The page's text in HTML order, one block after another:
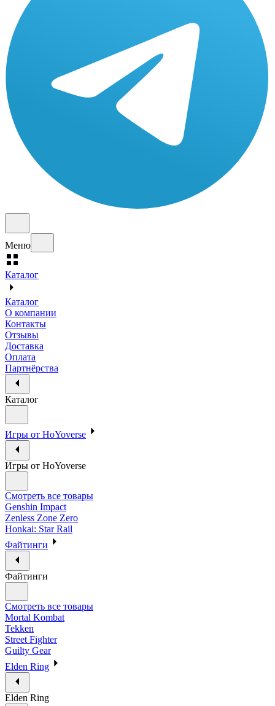
Меню
Каталог
Каталог
О компании
Контакты
Отзывы
Доставка
Оплата
Партнёрства
Каталог
Игры от HoYoverse
Игры от HoYoverse
Смотреть все товары
Genshin Impact
Zenless Zone Zero
Honkai: Star Rail
Файтинги
Файтинги
Смотреть все товары
Mortal Kombat
Tekken
Street Fighter
Guilty Gear
Elden Ring
Elden Ring